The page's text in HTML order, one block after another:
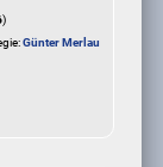
)
Günter Merlau